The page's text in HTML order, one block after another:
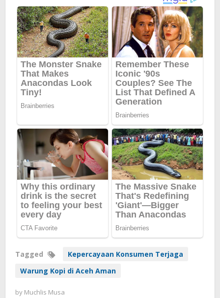
Tagged
Kepercayaan Konsumen Terjaga
Warung Kopi di Aceh Aman
by Muchlis Musa